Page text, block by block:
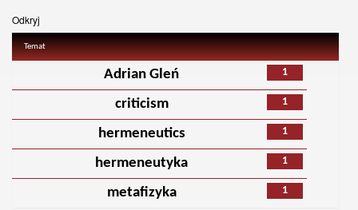
Odkryj
Temat
1
Adrian Gleń
1
criticism
1
hermeneutics
1
hermeneutyka
1
metafizyka